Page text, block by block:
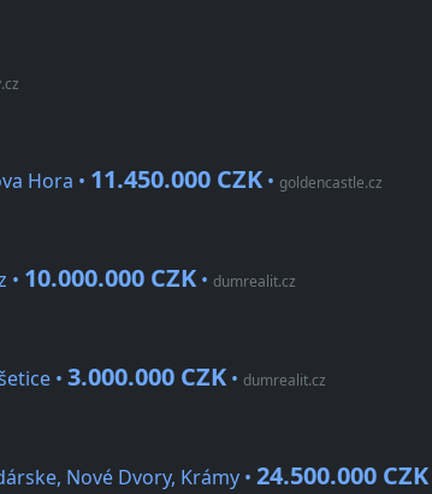
Hora • 11.450.000 CZK • goldencastle.cz
• 10.000.000 CZK • dumrealit.cz
• 3.000.000 CZK • dumrealit.cz
Nové Dvory, Krámy • 24.500.000 CZK